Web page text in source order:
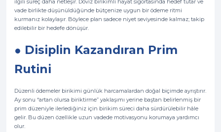
ilgili süreç daha netleşir. Döviz birikimli hayat sigortasında hedef tutar ve
vade birlikte düşünüldüğünde bütçenize uygun bir ödeme ritmi
kurmanız kolaylaşır. Böylece plan sadece niyet seviyesinde kalmaz; takip
edilebilir bir hedefe dönüşür.
● Disiplin Kazandıran Prim
Rutini
Düzenli ödemeler birikimi günlük harcamalardan doğal biçimde ayrıştırır.
Ay sonu “artan olursa biriktirme” yaklaşımı yerine baştan belirlenmiş bir
prim düzeniyle ilerlediğiniz için birikim süreci daha sürdürülebilir hâle
gelir. Bu düzen özellikle uzun vadede motivasyonu korumaya yardımcı
olur.